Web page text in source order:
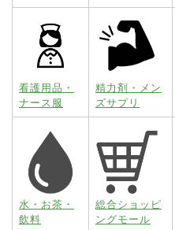
看護用品・
ナース服
精力剤・メン
ズサプリ
水・お茶・
飲料
総合ショッピ
ングモール